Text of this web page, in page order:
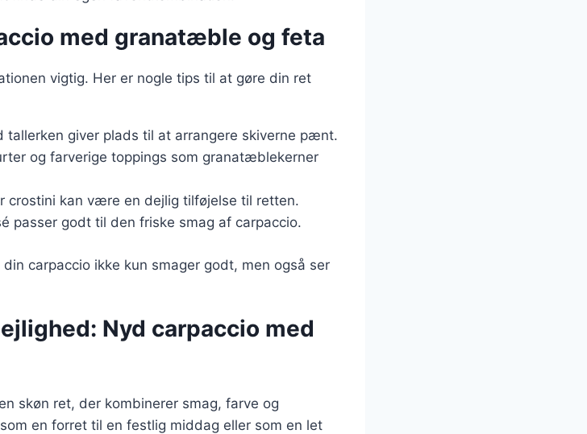
med granatæble og feta
vigtig. Her er nogle tips til at gøre din ret
tallerken giver plads til at arrangere skiverne pænt.
og farverige toppings som granatæblekerner
crostini kan være en dejlig tilføjelse til retten.
passer godt til den friske smag af carpaccio.
carpaccio ikke kun smager godt, men også ser
Nyd carpaccio med
skøn ret, der kombinerer smag, farve og
en forret til en festlig middag eller som en let